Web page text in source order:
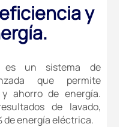
y
es un sistema de
que permite
ahorro de energía.
de lavado,
de energía eléctrica.